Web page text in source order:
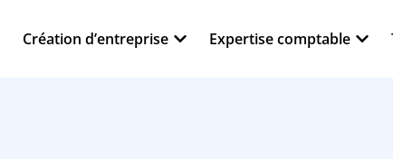
Création d’entreprise Expertise comptable